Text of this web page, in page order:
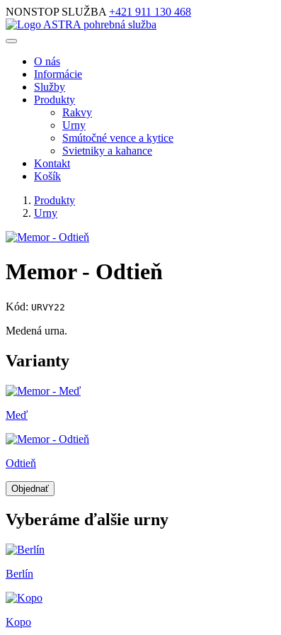
NONSTOP SLUŽBA +421 911 130 468
O nás
Informácie
Služby
Produkty
Rakvy
Urny
Smútočné vence a kytice
Svietniky a kahance
Kontakt
Košík
Produkty
Urny
Memor - Odtieň
Kód: URVY22
Medená urna.
Varianty
Meď
Odtieň
Vyberáme ďalšie urny
Berlín
Kopo